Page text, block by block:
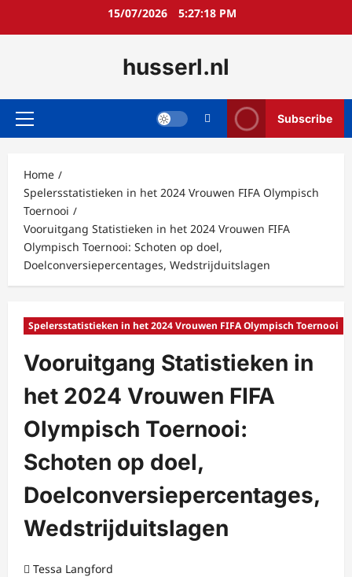
15/07/2026 5:27:19 PM
husserl.nl
Primary
Subscribe
Home
Spelersstatistieken in het 2024 Vrouwen FIFA Olympisch
Toernooi
Vooruitgang Statistieken in het 2024 Vrouwen FIFA
Olympisch Toernooi: Schoten op doel,
Doelconversiepercentages, Wedstrijduitslagen
Spelersstatistieken in het 2024 Vrouwen FIFA Olympisch Toernooi
Vooruitgang Statistieken in
het 2024 Vrouwen FIFA
Olympisch Toernooi:
Schoten op doel,
Doelconversiepercentages,
Wedstrijduitslagen
Tessa Langford